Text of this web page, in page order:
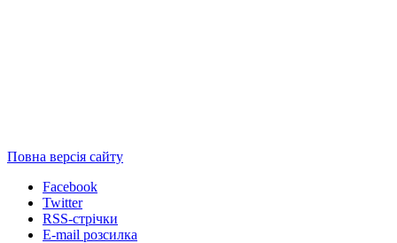
Повна версія сайту
Facebook
Twitter
RSS-стрічки
E-mail розсилка